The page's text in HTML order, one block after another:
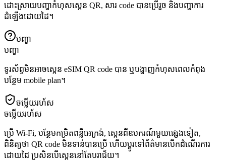
ដោះស្រាយបញ្ហាកំហុសស្កេន QR, សារ code បានប្រើរួច និងបញ្ហាការ
ដំឡើងដោយដៃ។
បញ្ហា
បញ្ហា
ទូរស័ព្ទមិនអាចស្កេន eSIM QR code បាន ឬបង្ហាញកំហុសពេលកំពុង
បន្ថែម mobile plan។
ចម្លើយរហ័ស
ចម្លើយរហ័ស
ប្រើ Wi-Fi, បន្ថែមកម្រិតពន្លឺអេក្រង់, ស្កេនពីឧបករណ៍មួយផ្សេងទៀត,
ពិនិត្យថា QR code មិនទាន់បានប្រើ ហើយប្តូរទៅព័ត៌មានបើកដំណើរការ
ដោយដៃ ប្រសិនបើស្កេននៅតែបរាជ័យ។